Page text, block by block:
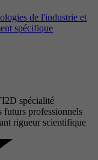
de l'industrie et
spécifique
spécialité
futurs professionnels
rigueur scientifique